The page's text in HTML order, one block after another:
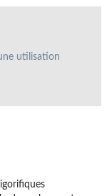
utilisation